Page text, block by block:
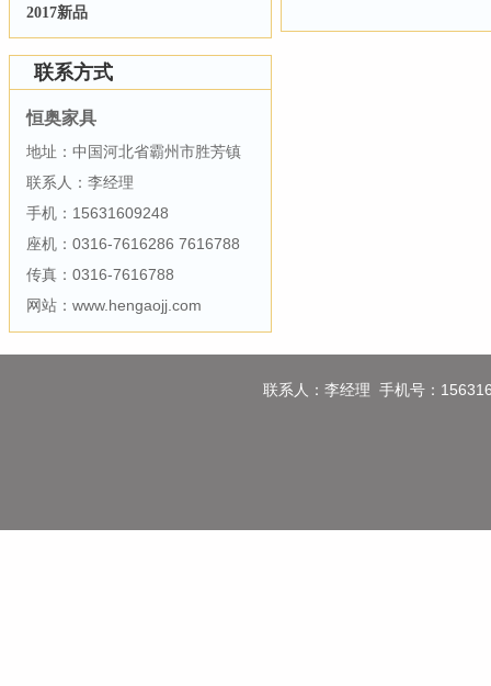
2017新品
联系方式
恒奥家具
地址：中国河北省霸州市胜芳镇
联系人：李经理
手机：15631609248
座机：0316-7616286 7616788
传真：0316-7616788
网站：www.hengaojj.com
联系人：李经理 手机号：